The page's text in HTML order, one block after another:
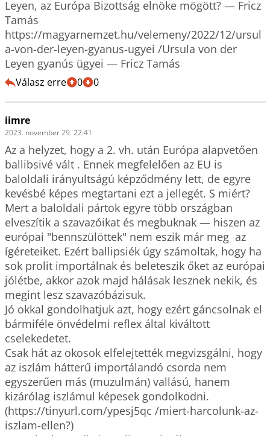
Leyen, az Európa Bizottság elnöke mögött? — Fricz
Tamás
https://magyarnemzet.hu/velemeny/2022/12/ursul
a-von-der-leyen-gyanus-ugyei /Ursula von der
Válasz erre 0 0
iimre
2023. november 29. 22:41
Az a helyzet, hogy a 2. vh. után Európa alapvetően
ballibsivé vált . Ennek megfelelően az EU is
baloldali irányultságú képződmény lett, de egyre
kevésbé képes megtartani ezt a jellegét. S miért?
Mert a baloldali pártok egyre több országban
elveszítik a szavazóikat és megbuknak — hiszen az
európai "bennszülöttek" nem eszik már meg  az
ígéreteiket. Ezért ballipsiék úgy számoltak, hogy ha
sok prolit importálnak és beleteszik őket az európai
jólétbe, akkor azok majd hálásak lesznek nekik, és
megint lesz szavazóbázisuk.
Jó okkal gondolhatjuk azt, hogy ezért gáncsolnak el
bármiféle önvédelmi reflex által kiváltott
cselekedetet.
Csak hát az okosok elfelejtették megvizsgálni, hogy
az iszlám hátterű importálandó csorda nem
egyszerűen más (muzulmán) vallású, hanem
kizárólag iszlámul képesek gondolkodni.
(https://tinyurl.com/ypesj5qc /miert-harcolunk-az-
iszlam-ellen?)